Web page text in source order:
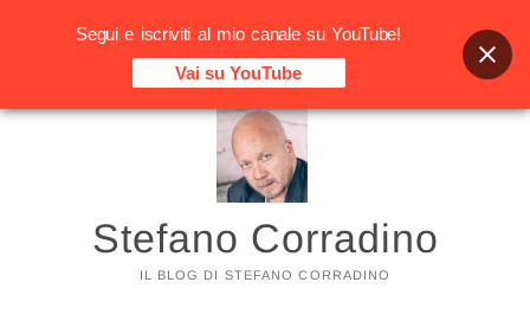
Vai
Stefano Corradino
IL BLOG DI STEFANO CORRADINO
Segui e iscriviti al mio canale su YouTube!
Vai su YouTube